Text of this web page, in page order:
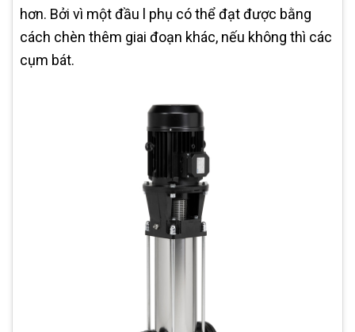
hơn. Bởi vì một đầu l phụ có thể đạt được bằng
cách chèn thêm giai đoạn khác, nếu không thì các
cụm bát.